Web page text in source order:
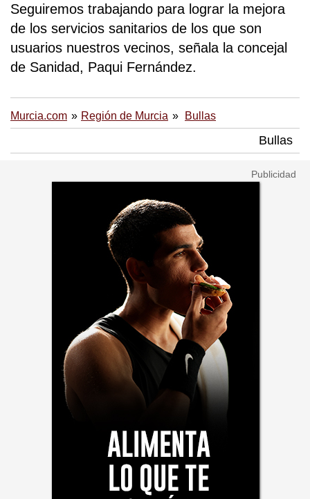
Seguiremos trabajando para lograr la mejora
de los servicios sanitarios de los que son
usuarios nuestros vecinos, señala la concejal
de Sanidad, Paqui Fernández.
Murcia.com Región de Murcia Bullas
Bullas